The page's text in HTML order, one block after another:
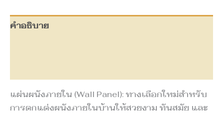
คำอธิบาย
แผ่นผนังภายใน (Wall Panel): ทางเลือกใหม่สำหรับ
การตกแต่งผนังภายในบ้านให้สวยงาม ทันสมัย และ